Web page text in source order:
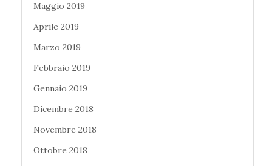
Maggio 2019
Aprile 2019
Marzo 2019
Febbraio 2019
Gennaio 2019
Dicembre 2018
Novembre 2018
Ottobre 2018